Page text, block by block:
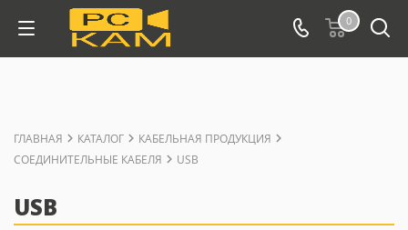
0
ГЛАВНАЯ КАТАЛОГ
КАБЕЛЬНАЯ ПРОДУКЦИЯ
СОЕДИНИТЕЛЬНЫЕ КАБЕЛЯ
USB
USB